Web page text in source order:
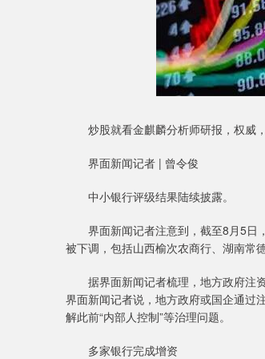
炒股就看金麒麟分析师研报，权威，
界面新闻记者 | 曾令俊
中小银行评级结果陆续披露。
界面新闻记者注意到，截至8月5日
被下调，包括山西榆次农商行、湖南常
据界面新闻记者梳理，地方政府注资
界面新闻记者说，地方政府或国企通过
解此前“内部人控制”等治理问题。
多家银行完成增资